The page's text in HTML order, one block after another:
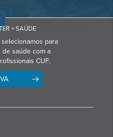
+ SAÚDE
para
de saúde com a
CUF.